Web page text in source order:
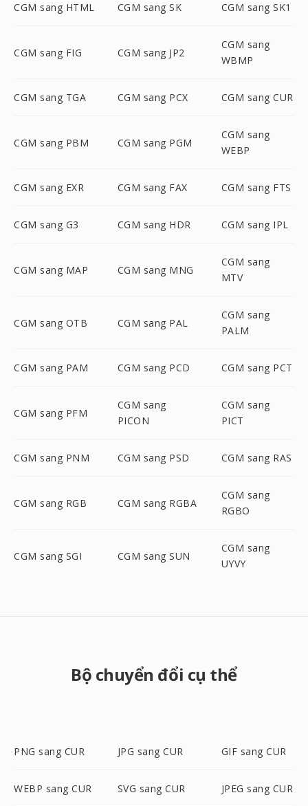
CGM sang HTML CGM sang SK CGM sang SK1
CGM sang FIG CGM sang JP2
CGM sang
WBMP
CGM sang TGA CGM sang PCX CGM sang CUR
CGM sang PBM CGM sang PGM
CGM sang
WEBP
CGM sang EXR CGM sang FAX CGM sang FTS
CGM sang G3 CGM sang HDR CGM sang IPL
CGM sang MAP CGM sang MNG
CGM sang
MTV
CGM sang OTB CGM sang PAL
CGM sang
PALM
CGM sang PAM CGM sang PCD CGM sang PCT
CGM sang PFM
CGM sang
PICON
CGM sang
PICT
CGM sang PNM CGM sang PSD CGM sang RAS
CGM sang RGB CGM sang RGBA
CGM sang
RGBO
CGM sang SGI CGM sang SUN
CGM sang
UYVY
Bộ chuyển đổi cụ thể
PNG sang CUR JPG sang CUR GIF sang CUR
WEBP sang CUR SVG sang CUR JPEG sang CUR